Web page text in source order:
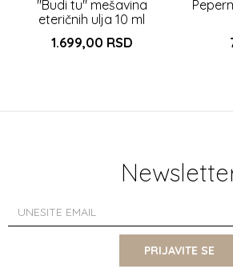
"Budi tu" mešavina
eteričnih ulja 10 ml
1.699,00 RSD
PRIJAVITE SE